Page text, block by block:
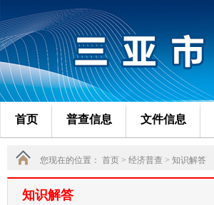
首页 普查信息 文件信息
您现在的位置： 首页 > 经济普查 > 知识解答
知识解答